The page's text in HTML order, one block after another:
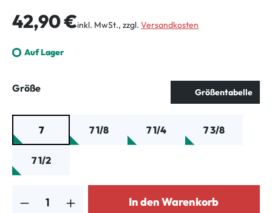
Regulärer Preis:
42,90 €inkl. MwSt., zzgl. Versandkosten
Auf Lager
Größeauswählen Größentabelle
7 7 1/8 7 1/4 7 3/8
7 1/2
In den Warenkorb